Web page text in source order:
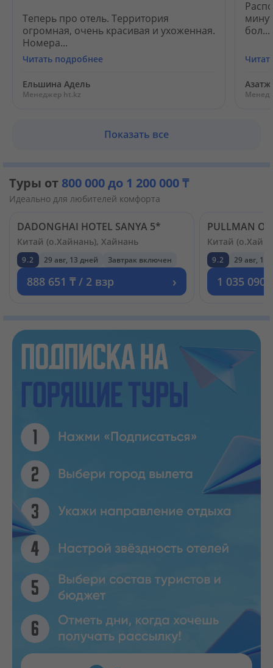
Теперь про отель. Территория
огромная, очень красивая и ухоженная.
Номера...
Читать подробнее
Ельшина Адель
Менеджер ht.kz
бол...
Показать все
Туры от 800 000 до 1 200 000 ₸
Идеально для любителей комфорта
DADONGHAI HOTEL SANYA 5*
Китай (о.Хайнань), Хайнань
9.2 29 авг, 13 дней Завтрак включен
888 651 ₸ / 2 взр ›
Китай
9.2 29 авг, 13
1 035 090